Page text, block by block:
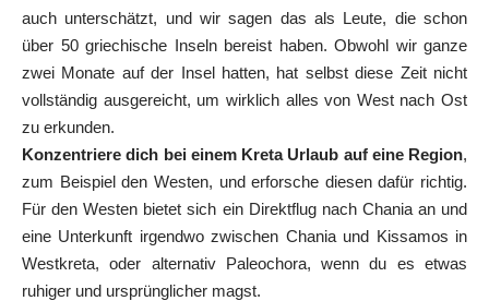
auch unterschätzt, und wir sagen das als Leute, die schon
über 50 griechische Inseln bereist haben. Obwohl wir ganze
zwei Monate auf der Insel hatten, hat selbst diese Zeit nicht
vollständig ausgereicht, um wirklich alles von West nach Ost
zu erkunden.
Konzentriere dich bei einem Kreta Urlaub auf eine Region,
zum Beispiel den Westen, und erforsche diesen dafür richtig.
Für den Westen bietet sich ein Direktflug nach Chania an und
eine Unterkunft irgendwo zwischen Chania und Kissamos in
Westkreta, oder alternativ Paleochora, wenn du es etwas
ruhiger und ursprünglicher magst.